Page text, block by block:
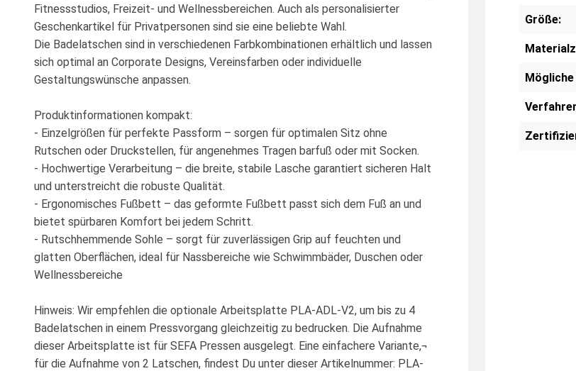
Fitnessstudios, Freizeit- und Wellnessbereichen. Auch als personalisierter
Geschenkartikel für Privatpersonen sind sie eine beliebte Wahl.
Die Badelatschen sind in verschiedenen Farbkombinationen erhältlich und lassen
sich optimal an Corporate Designs, Vereinsfarben oder individuelle
Gestaltungswünsche anpassen.
Produktinformationen kompakt:
- Einzelgrößen für perfekte Passform – sorgen für optimalen Sitz ohne
Rutschen oder Druckstellen, für angenehmes Tragen barfuß oder mit Socken.
- Hochwertige Verarbeitung – die breite, stabile Lasche garantiert sicheren Halt
und unterstreicht die robuste Qualität.
- Ergonomisches Fußbett – das geformte Fußbett passt sich dem Fuß an und
bietet spürbaren Komfort bei jedem Schritt.
- Rutschhemmende Sohle – sorgt für zuverlässigen Grip auf feuchten und
glatten Oberflächen, ideal für Nassbereiche wie Schwimmbäder, Duschen oder
Wellnessbereiche
Hinweis: Wir empfehlen die optionale Arbeitsplatte PLA-ADL-V2, um bis zu 4
Badelatschen in einem Pressvorgang gleichzeitig zu bedrucken. Die Aufnahme
dieser Arbeitsplatte ist für SEFA Pressen ausgelegt. Eine einfachere Variante,¬
für die Aufnahme von 2 Latschen, findest Du unter dieser Artikelnummer: PLA-
Größe: